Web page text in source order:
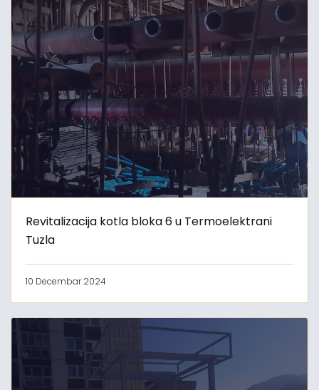
Revitalizacija kotla bloka 6 u Termoelektrani
Tuzla
10 Decembar 2024